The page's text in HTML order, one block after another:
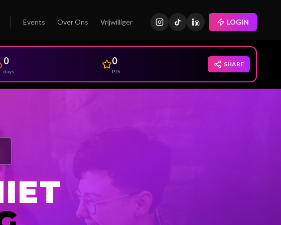
Events Over Ons Vrijwilliger LOGIN
0
days
0
PTS
SHARE